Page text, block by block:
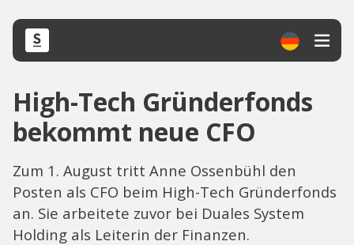
High-Tech Gründerfonds
bekommt neue CFO
Zum 1. August tritt Anne Ossenbühl den
Posten als CFO beim High-Tech Gründerfonds
an. Sie arbeitete zuvor bei Duales System
Holding als Leiterin der Finanzen.